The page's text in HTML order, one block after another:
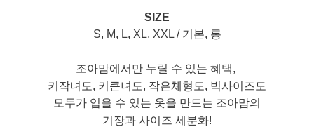
SIZE
S, M, L, XL, XXL / 기본, 롱
조아맘에서만 누릴 수 있는 혜택,
키작녀도, 키큰녀도, 작은체형도, 빅사이즈도
모두가 입을 수 있는 옷을 만드는 조아맘의
기장과 사이즈 세분화!